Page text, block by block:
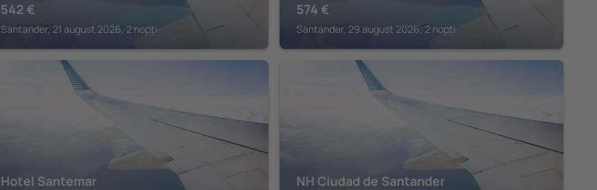
542 €
Santander, 21 august 2026, 2 nopți
574 €
Santander, 29 august 2026, 2 nopți
Hotel Santemar
NH Ciudad de Santander